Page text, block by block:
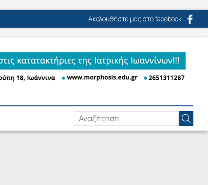
Ακολουθήστε μας στο facebook